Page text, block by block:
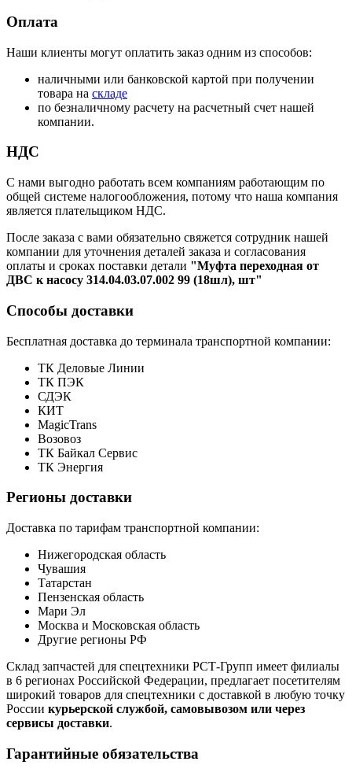
Оплата
Наши клиенты могут оплатить заказ одним из способов:
наличными или банковской картой при получении
товара на складе
по безналичному расчету на расчетный счет нашей
компании.
НДС
С нами выгодно работать всем компаниям работающим по
общей системе налогообложения, потому что наша компания
является плательщиком НДС.
После заказа с вами обязательно свяжется сотрудник нашей
компании для уточнения деталей заказа и согласования
оплаты и сроках поставки детали "Муфта переходная от
ДВС к насосу 314.04.03.07.002 99 (18шл), шт"
Способы доставки
Бесплатная доставка до терминала транспортной компании:
ТК Деловые Линии
ТК ПЭК
СДЭК
КИТ
MagicTrans
Возовоз
ТК Байкал Сервис
ТК Энергия
Регионы доставки
Доставка по тарифам транспортной компании:
Нижегородская область
Чувашия
Татарстан
Пензенская область
Мари Эл
Москва и Московская область
Другие регионы РФ
Склад запчастей для спецтехники РСТ-Групп имеет филиалы
в 6 регионах Российской Федерации, предлагает посетителям
широкий товаров для спецтехники с доставкой в любую точку
России курьерской службой, самовывозом или через
сервисы доставки.
Гарантийные обязательства